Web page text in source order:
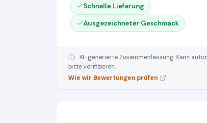
Schnelle Lieferung
Ausgezeichneter Geschmack
KI-generierte Zusammenfassung. Kann
bitte verifizieren.
Wie wir Bewertungen prüfen